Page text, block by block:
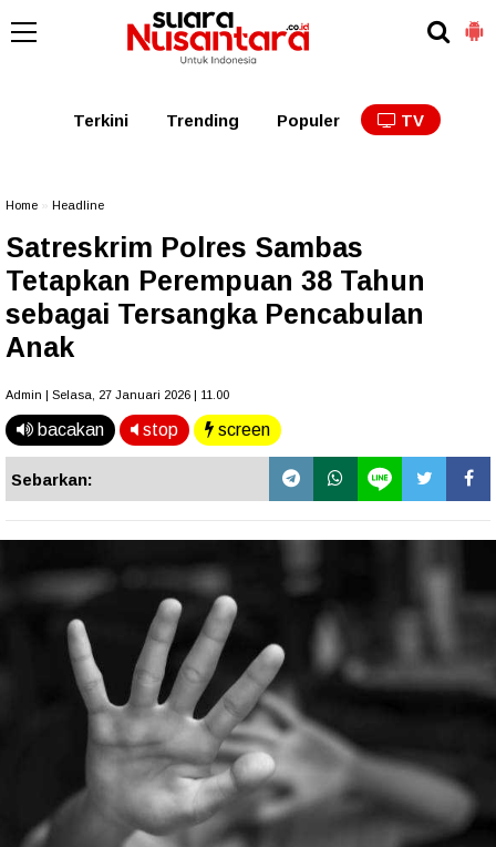
Kalbar Kalteng
Terkini Trending Populer TV
Home Headline
Satreskrim Polres Sambas
Tetapkan Perempuan 38 Tahun
sebagai Tersangka Pencabulan
Anak
Admin | Selasa, 27 Januari 2026 | 11.00
bacakan stop screen
Sebarkan: